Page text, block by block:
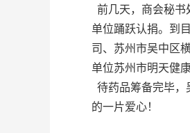
前几天，商会秘
单位踊跃认捐。到
司、苏州市吴中区
单位苏州市明天健
待药品筹备完毕
的一片爱心！